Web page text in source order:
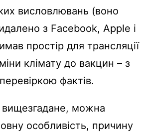
висловлювань (воно
з Facebook, Apple і
простір для трансляції
клімату до вакцин – з
фактів.
можна
особливість, причину